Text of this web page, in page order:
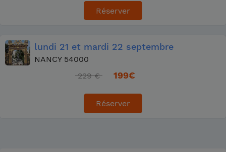
Réserver
lundi 21 et mardi 22 septembre
NANCY 54000
229 €
199€
Réserver